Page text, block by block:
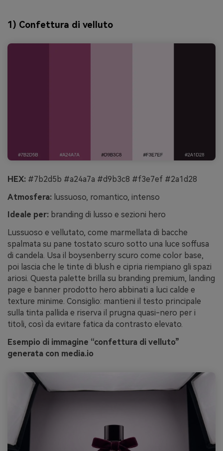
1) Confettura di velluto
HEX: #7b2d5b #a24a7a #d9b3c8 #f3e7ef #2a1d28
Atmosfera: lussuoso, romantico, intenso
Ideale per: branding di lusso e sezioni hero
Lussuoso e vellutato, come marmellata di bacche
spalmata su pane tostato scuro sotto una luce soffusa
di candela. Usa il boysenberry scuro come color base,
poi lascia che le tinte di blush e cipria riempiano gli spazi
ariosi. Questa palette brilla su branding premium, landing
page e banner prodotto hero abbinati a luci calde e
texture minime. Consiglio: mantieni il testo principale
sulla tinta pallida e riserva il prugna quasi-nero per i
titoli, così da evitare fatica da contrasto elevato.
Esempio di immagine “confettura di velluto”
generata con media.io